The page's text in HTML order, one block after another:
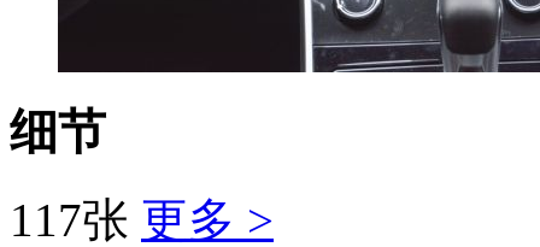
细节
117张 更多 >